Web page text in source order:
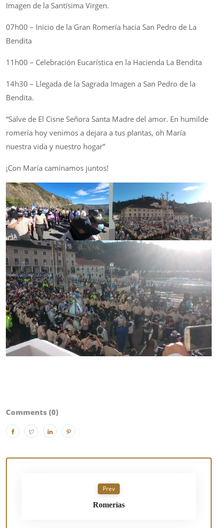
Imagen de la Santísima Virgen.
07h00 – Inicio de la Gran Romería hacia San Pedro de La
Bendita
11h00 – Celebración Eucarística en la Hacienda La Bendita
14h30 – Llegada de la Sagrada Imagen a San Pedro de la
Bendita.
“Salve de El Cisne Señora Santa Madre del amor. En humilde
romería hoy venimos a dejara a tus plantas, oh María
nuestra vida y nuestro hogar”
¡Con María caminamos juntos!
Comments (0)
Prev
Romerías